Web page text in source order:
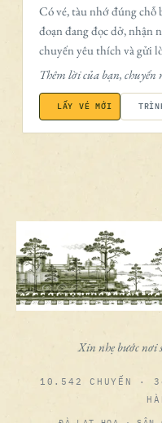
Có vé, tàu nhớ đúng
đoạn đang đọc dở, nhận
chuyến yêu thích và gửi
Thêm lời của bạn,
LẤY VÉ MỚI
Xin nhẹ bước nơi
10.542 CHUYẾN ·